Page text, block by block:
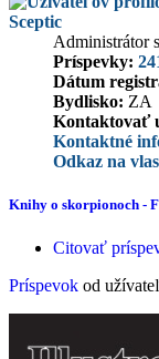
Sceptic
Administrátor
Príspevky:
Dátum
Bydlisko: ZA
Kontaktovať
Kontaktné
Odkaz na
Knihy o skorpionoch -
Citovať
Príspevok od